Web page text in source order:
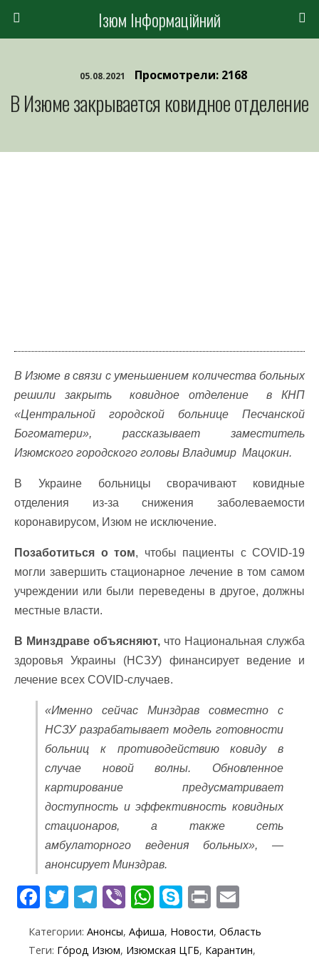
Ізюм Інформаційний
05.08.2021 Просмотрели: 2168
В Изюме закрывается ковидное отделение
В Изюме в связи с уменьшением количества больных
решили закрыть ковидное отделение в КНП
«Центральной городской больнице Песчанской
Богоматери», рассказывает заместитель
Изюмского городского головы Владимир Мацокин.
В Украине больницы сворачивают ковидные
отделения из-за снижения заболеваемости
коронавирусом, Изюм не исключение.
Позаботиться о том, чтобы пациенты с COVID-19
могли завершить стационарное лечение в том самом
учреждении или были переведены в другое, должны
местные власти.
В Минздраве объясняют, что Национальная служба
здоровья Украины (НСЗУ) финансирует ведение и
лечение всех COVID-случаев.
«Именно сейчас Минздрав совместно с
НСЗУ разрабатывает модель готовности
больниц к противодействию ковиду в
случае новой волны. Обновленное
картирование предусматривает
доступность и эффективность ковидных
стационаров, а также сеть
амбулаторного ведения больных», —
анонсирует Минздрав.
F
e
T
itt
T
e
Vi
b
er
W
at
S
y
Pr
in
t ai
Категории: Анонсы, Афиша, Новости, Область
Теги: Го́род Изюм, Изюмская ЦГБ, Карантин,